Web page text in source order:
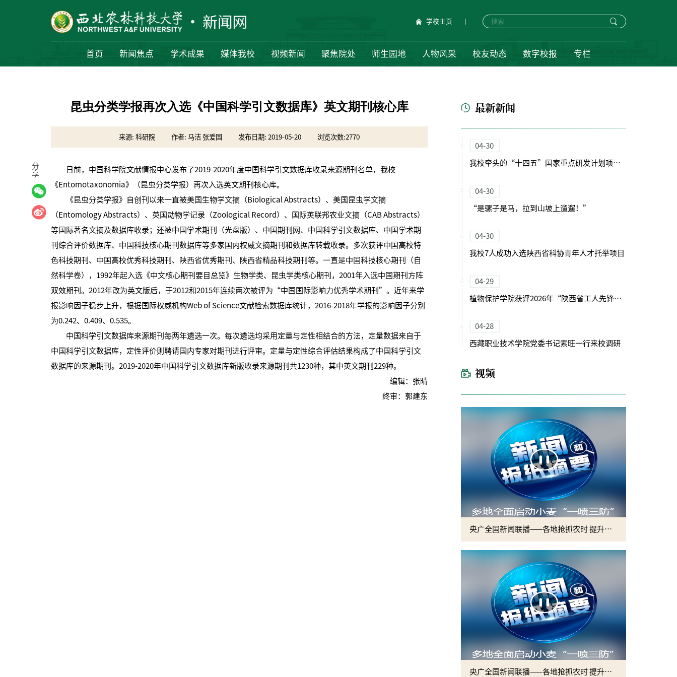
学校主页
首页 新闻焦点 学术成果 媒体我校 视频新闻 聚焦院处 师生园地 人物风采 校友动态 数字校报 专栏
昆虫分类学报再次入选《中国科学引文数据库》英文期刊核心库
来源: 科研院 作者: 马洁 张爱国 发布日期: 2019-05-20 浏览次数:2770
日前，中国科学院文献情报中心发布了2019-2020年度中国科学引文数据库收录来源期刊名单，我校
《Entomotaxonomia》（昆虫分类学报）再次入选英文期刊核心库。
《昆虫分类学报》自创刊以来一直被美国生物学文摘（Biological Abstracts）、美国昆虫学文摘
（Entomology Abstracts）、英国动物学记录（Zoological Record）、国际英联邦农业文摘（CAB Abstracts）
等国际著名文摘及数据库收录；还被中国学术期刊（光盘版）、中国期刊网、中国科学引文数据库、中国学术期
刊综合评价数据库、中国科技核心期刊数据库等多家国内权威文摘期刊和数据库转载收录。多次获评中国高校特
色科技期刊、中国高校优秀科技期刊、陕西省优秀期刊、陕西省精品科技期刊等。一直是中国科技核心期刊（自
然科学卷），1992年起入选《中文核心期刊要目总览》生物学类、昆虫学类核心期刊，2001年入选中国期刊方阵
双效期刊。2012年改为英文版后，于2012和2015年连续两次被评为“中国国际影响力优秀学术期刊”。近年来学
报影响因子稳步上升，根据国际权威机构Web of Science文献检索数据库统计，2016-2018年学报的影响因子分别
为0.242、0.409、0.535。
中国科学引文数据库来源期刊每两年遴选一次。每次遴选均采用定量与定性相结合的方法，定量数据来自于
中国科学引文数据库，定性评价则聘请国内专家对期刊进行评审。定量与定性综合评估结果构成了中国科学引文
数据库的来源期刊。2019-2020年中国科学引文数据库新版收录来源期刊共1230种，其中英文期刊229种。
编辑：张晴
终审：郭建东
分
享
最新新闻
04-30
我校牵头的“十四五”国家重点研发计划项目启动会暨实施方案论证会顺利召开
04-30
“是骡子是马，拉到山坡上遛遛！”
04-30
我校7人成功入选陕西省科协青年人才托举项目
04-29
植物保护学院获评2026年“陕西省工人先锋号”
04-28
西藏职业技术学院党委书记索旺一行来校调研
视频
央广全国新闻联播——各地抢抓农时 提升春管效率 夯实夏粮增收基础 (2)
央广全国新闻联播——各地抢抓农时 提升春管效率 夯实夏粮增收基础 (1)